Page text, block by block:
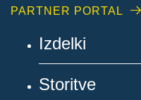
PARTNER PORTAL
Izdelki
Storitve